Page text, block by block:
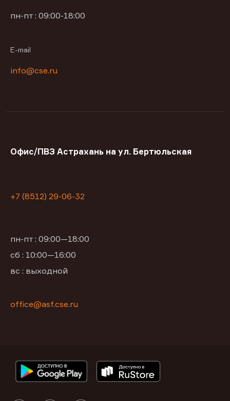
пн-пт : 09:00-18:00
E-mail
info@cse.ru
Офис/ПВЗ Астрахань на ул. Бертюльская
+7 (8512) 29-06-32
пн-пт : 09:00—18:00
сб : 10:00—16:00
вс : выходной
office@asf.cse.ru